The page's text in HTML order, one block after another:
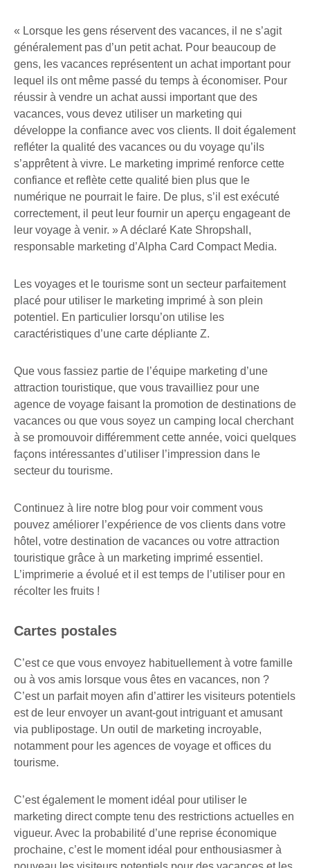
« Lorsque les gens réservent des vacances, il ne s’agit
généralement pas d’un petit achat. Pour beaucoup de
gens, les vacances représentent un achat important pour
lequel ils ont même passé du temps à économiser. Pour
réussir à vendre un achat aussi important que des
vacances, vous devez utiliser un marketing qui
développe la confiance avec vos clients. Il doit également
refléter la qualité des vacances ou du voyage qu’ils
s’apprêtent à vivre. Le marketing imprimé renforce cette
confiance et reflète cette qualité bien plus que le
numérique ne pourrait le faire. De plus, s’il est exécuté
correctement, il peut leur fournir un aperçu engageant de
leur voyage à venir. » A déclaré Kate Shropshall,
responsable marketing d’Alpha Card Compact Media.
Les voyages et le tourisme sont un secteur parfaitement
placé pour utiliser le marketing imprimé à son plein
potentiel. En particulier lorsqu’on utilise les
caractéristiques d’une carte dépliante Z.
Que vous fassiez partie de l’équipe marketing d’une
attraction touristique, que vous travailliez pour une
agence de voyage faisant la promotion de destinations de
vacances ou que vous soyez un camping local cherchant
à se promouvoir différemment cette année, voici quelques
façons intéressantes d’utiliser l’impression dans le
secteur du tourisme.
Continuez à lire notre blog pour voir comment vous
pouvez améliorer l’expérience de vos clients dans votre
hôtel, votre destination de vacances ou votre attraction
touristique grâce à un marketing imprimé essentiel.
L’imprimerie a évolué et il est temps de l’utiliser pour en
récolter les fruits !
Cartes postales
C’est ce que vous envoyez habituellement à votre famille
ou à vos amis lorsque vous êtes en vacances, non ?
C’est un parfait moyen afin d’attirer les visiteurs potentiels
est de leur envoyer un avant-gout intriguant et amusant
via publipostage. Un outil de marketing incroyable,
notamment pour les agences de voyage et offices du
tourisme.
C’est également le moment idéal pour utiliser le
marketing direct compte tenu des restrictions actuelles en
vigueur. Avec la probabilité d’une reprise économique
prochaine, c’est le moment idéal pour enthousiasmer à